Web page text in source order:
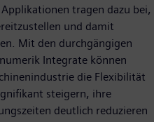
tragen dazu bei,
und damit
Mit den durchgängigen
Integrate können
die Flexibilität
steigern, ihre
deutlich reduzieren